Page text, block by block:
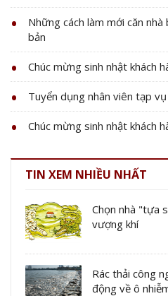
Những cách làm mới căn
bản
Chúc mừng sinh nhật khách
Tuyển dụng nhân viên tạp vụ
Chúc mừng sinh nhật khách
TIN XEM NHIỀU NHẤT
Chọn nhà "tựa
vượng khí
Rác thải công
động về ô